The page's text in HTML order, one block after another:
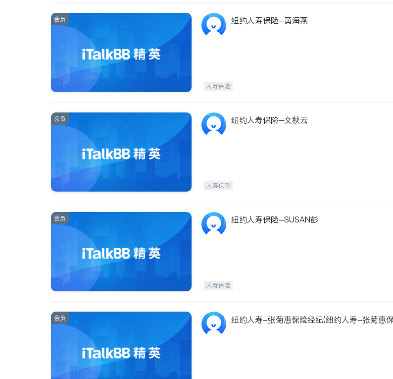
会员 纽约人寿保险─黄海燕
人寿保险
会员 纽约人寿保险─文秋云
人寿保险
会员 纽约人寿保险─SUSAN彭
人寿保险
会员
纽约人寿-张菊惠保险经纪(纽约人寿-张菊惠